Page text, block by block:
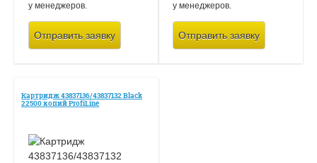
у менеджеров.
Отправить заявку
у менеджеров.
Отправить заявку
Картридж 43837136/43837132 Black
22500 копий ProfiLine